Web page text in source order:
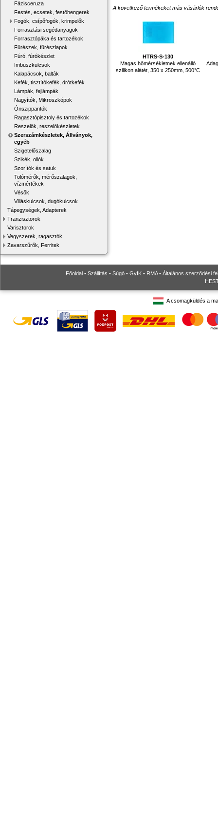
Fázisceruza
Festés, ecsetek, festőhengerek
Fogók, csípőfogók, krimpelők
Forrasztási segédanyagok
Forrasztópáka és tartozékok
Fűrészek, fűrészlapok
Fúró, fúrókészlet
Imbuszkulcsok
Kalapácsok, balták
Kefék, tisztítókefék, drótkefék
Lámpák, fejlámpák
Nagyítók, Mikroszkópok
Ónszippantók
Ragasztópisztoly és tartozékok
Reszelők, reszelőkészletek
Szerszámkészletek, Állványok,
egyéb
Szigetelőszalag
Szikék, ollók
Szorítók és satuk
Tolómérők, mérőszalagok,
vízmértékek
Vésők
Villáskulcsok, dugókulcsok
Tápegységek, Adapterek
Tranzisztorok
Varisztorok
Vegyszerek, ragasztók
Zavarszűrők, Ferritek
A következő termékeket más vásárlók
HTRS-S-130
Magas hőmérsékletnek ellenálló
szilikon alátét, 350 x 250mm, 500°C
Főoldal • Szállítás • Súgó • GyIK • RMA• Általános szerződési
A csomagküldés a